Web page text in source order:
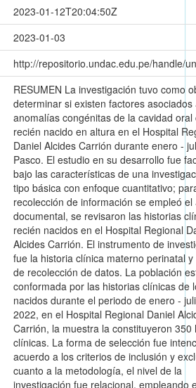
2023-01-12T20:04:50Z
2023-01-03
http://repositorio.undac.edu.pe/handle/
RESUMEN La investigación tuvo como
determinar si existen factores asociados
anomalías congénitas de la cavidad oral
recién nacido en altura en el Hospital
Daniel Alcides Carrión durante enero -
Pasco. El estudio en su desarrollo fue
bajo las características de una
tipo básica con enfoque cuantitativo;
recolección de información se empleó el
documental, se revisaron las historias
recién nacidos en el Hospital Regional
Alcides Carrión. El instrumento de
fue la historia clínica materno perinatal y
de recolección de datos. La población
conformada por las historias clínicas de
nacidos durante el periodo de enero -
2022, en el Hospital Regional Daniel
Carrión, la muestra la constituyeron 350
clínicas. La forma de selección fue
acuerdo a los criterios de inclusión y
cuanto a la metodología, el nivel de la
investigación fue relacional, empleando